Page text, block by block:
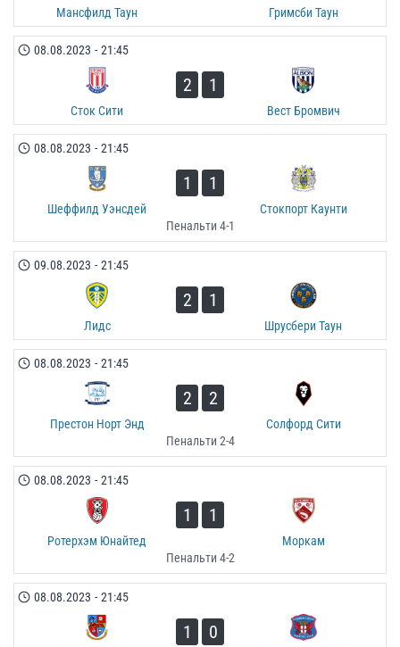
Мансфилд Таун Гримсби Таун
08.08.2023 - 21:45
Сток Сити
2 1
Вест Бромвич
08.08.2023 - 21:45
Шеффилд Уэнсдей
1 1
Стокпорт Каунти
Пенальти 4-1
09.08.2023 - 21:45
Лидс
2 1
Шрусбери Таун
08.08.2023 - 21:45
Престон Норт Энд
2 2
Солфорд Сити
Пенальти 2-4
08.08.2023 - 21:45
Ротерхэм Юнайтед
1 1
Моркам
Пенальти 4-2
08.08.2023 - 21:45
1 0